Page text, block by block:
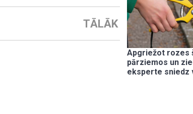
TĀLĀK
Apgriežot rozes
pārziemos un
eksperte sniedz